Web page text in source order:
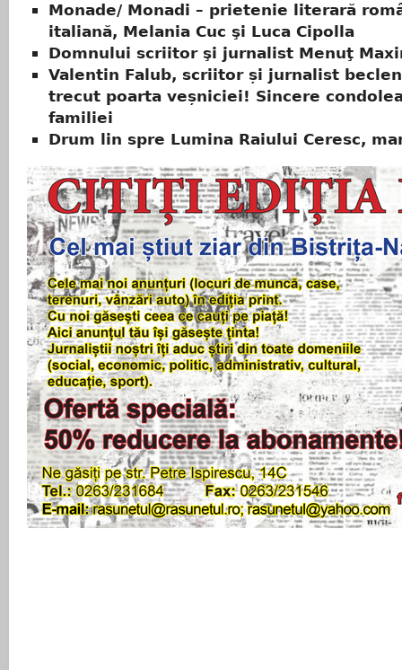
Monade/ Monadi – prietenie literară
italiană, Melania Cuc şi Luca Cipolla
Domnului scriitor şi jurnalist Menuţ
Valentin Falub, scriitor și jurnalist
trecut poarta veșniciei! Sincere
familiei
Drum lin spre Lumina Raiului Ceresc,